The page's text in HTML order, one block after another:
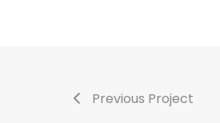
Previous Project